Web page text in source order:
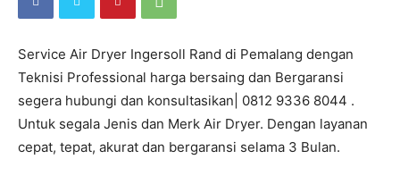
Service Air Dryer Ingersoll Rand di Pemalang dengan
Teknisi Professional harga bersaing dan Bergaransi
segera hubungi dan konsultasikan| 0812 9336 8044 .
Untuk segala Jenis dan Merk Air Dryer. Dengan layanan
cepat, tepat, akurat dan bergaransi selama 3 Bulan.